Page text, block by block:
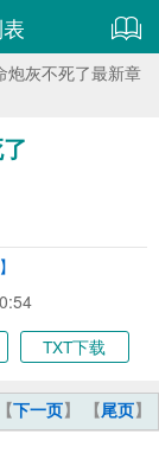
炮灰不死了最新章
TXT下载
【下一页】 【尾页】